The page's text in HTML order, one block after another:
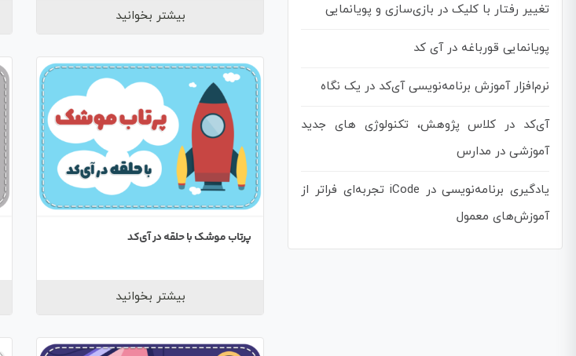
بیشتر بخوانید
پرتاب موشک با حلقه در آی‌کد
بیشتر بخوانید
تغییر رفتار با کلیک در بازی‌سازی و پویانمایی
پویانمایی قورباغه در آی کد
نرم‌افزار آموزش برنامه‌نویسی آی‌کد در یک نگاه
آی‌کد در کلاس پژوهش، تکنولوژی های جدید
آموزشی در مدارس
یادگیری برنامه‌نویسی در iCode تجربه‌ای فراتر از
آموزش‌های معمول